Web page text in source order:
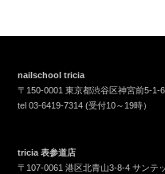
nailschool tricia
〒150-0001 東京都渋谷区神宮前5-1-
tel03-6419-7314 (受付10～19時）
tricia 表参道店
〒107-0061 港区北青山3-8-4 サンテ